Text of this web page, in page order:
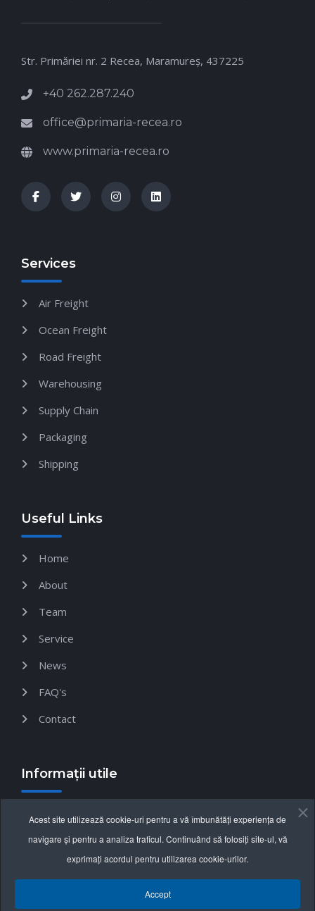
Str. Primăriei nr. 2 Recea, Maramureş, 437225
+40 262.287.240
office@primaria-recea.ro
www.primaria-recea.ro
Services
Air Freight
Ocean Freight
Road Freight
Warehousing
Supply Chain
Packaging
Shipping
Useful Links
Home
About
Team
Service
News
FAQ's
Contact
Informații utile
Politica de confidențialitate
Politica cookie
Acest site utilizează cookie-uri pentru a vă îmbunătăți experiența de
navigare și pentru a analiza traficul. Continuând să folosiți site-ul, vă
exprimați acordul pentru utilizarea cookie-urilor.
Accept